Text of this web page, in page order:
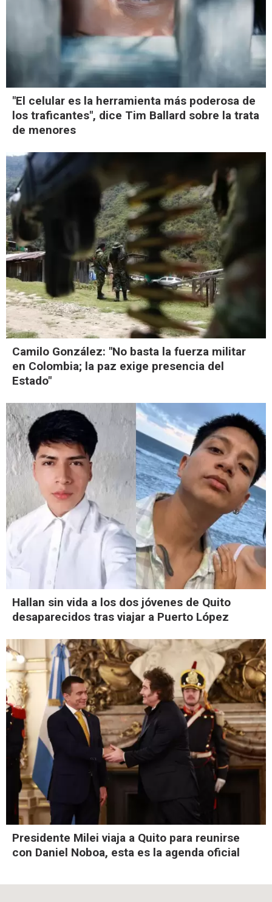
"El celular es la herramienta más poderosa de
los traficantes", dice Tim Ballard sobre la trata
de menores
Camilo González: "No basta la fuerza militar
en Colombia; la paz exige presencia del
Estado"
Hallan sin vida a los dos jóvenes de Quito
desaparecidos tras viajar a Puerto López
Presidente Milei viaja a Quito para reunirse
con Daniel Noboa, esta es la agenda oficial